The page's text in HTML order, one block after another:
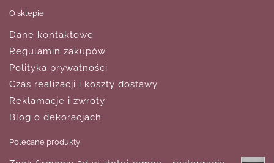
O sklepie
Dane kontaktowe
Regulamin zakupów
Polityka prywatności
Czas realizacji i koszty dostawy
Reklamacje i zwroty
Blog o dekoracjach
Polecane produkty